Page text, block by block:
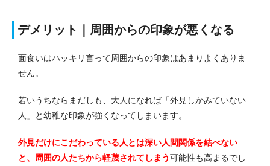
デメリット｜周囲からの印象が悪くなる
面食いはハッキリ言って周囲からの印象はあまりよくありま
せん。
若いうちならまだしも、大人になれば「外見しかみていない
人」と幼稚な印象が強くなってしまいます。
外見だけにこだわっている人とは深い人間関係を結べない
と、周囲の人たちから軽蔑されてしまう可能性も高まるでし